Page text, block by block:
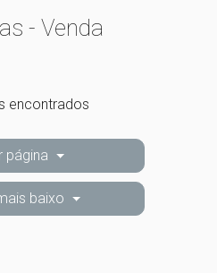
- Venda
encontrados
página
baixo